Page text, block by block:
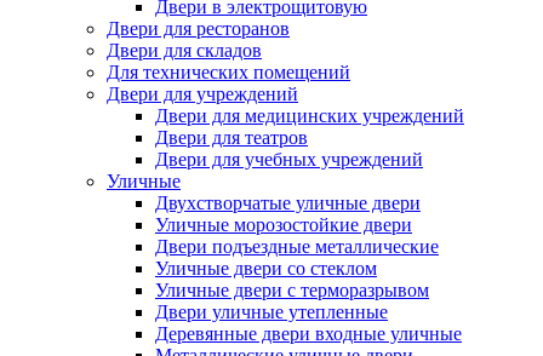
Двери в электрощитовую
Двери для ресторанов
Двери для складов
Для технических помещений
Двери для учреждений
Двери для медицинских учреждений
Двери для театров
Двери для учебных учреждений
Уличные
Двухстворчатые уличные двери
Уличные морозостойкие двери
Двери подъездные металлические
Уличные двери со стеклом
Уличные двери с терморазрывом
Двери уличные утепленные
Деревянные двери входные уличные